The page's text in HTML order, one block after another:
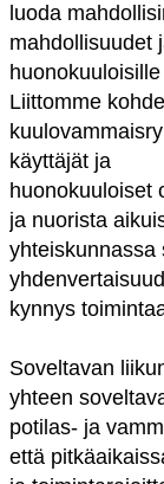
luoda
mahdollisuudet
Liittomme
käyttäjät ja
huonokuuloiset
ja nuorista
yhteiskunnassa
kynnys
Soveltavan
yhteen
potilas- ja
että